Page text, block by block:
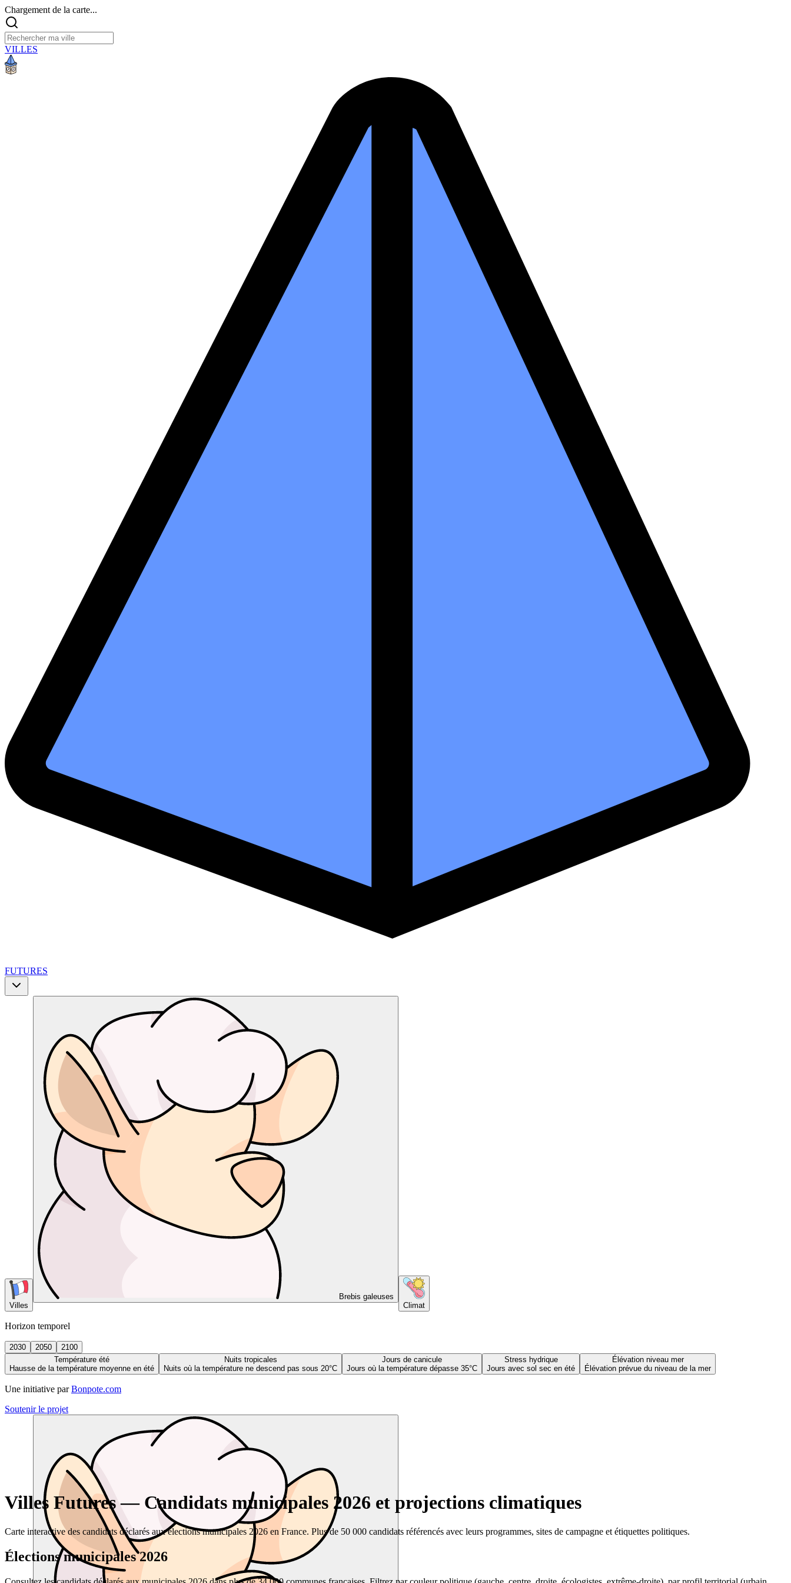
Chargement de la carte...
VILLES
FUTURES
Villes
Brebis galeuses
Climat
Horizon temporel
2030 2050
2100
Température été
Hausse de la température moyenne en été
Nuits tropicales
Nuits où la température ne descend pas sous 20°C
Jours de canicule
Jours où la température dépasse 35°C
Stress hydrique
Jours avec sol sec en été
Élévation niveau mer
Élévation prévue du niveau de la mer
Une initiative par Bonpote.com
Soutenir le projet
Villes Futures — Candidats municipales 2026 et projections climatiques
Carte interactive des candidats déclarés aux élections municipales 2026 en France. Plus de 50 000 candidats référencés avec leurs programmes, sites de campagne et étiquettes politiques.
Élections municipales 2026